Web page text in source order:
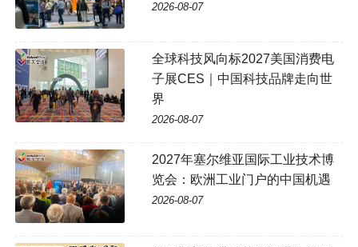
2026-08-07
全球科技风向标2027美国消费电
子展CES｜中国科技品牌走向世
界
2026-08-07
2027年塞尔维亚国际工业技术博
览会：欧洲工业门户的中国机遇
2026-08-07